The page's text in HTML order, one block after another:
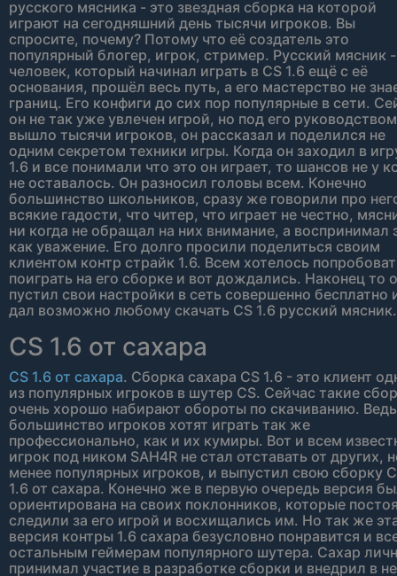
русского мясника - это звездная сборка на которой
играют на сегодняшний день тысячи игроков. Вы
спросите, почему? Потому что её создатель это
популярный блогер, игрок, стример. Русский мясник -
человек, который начинал играть в CS 1.6 ещё с её
основания, прошёл весь путь, а его мастерство не
границ. Его конфиги до сих пор популярные в сети.
он не так уже увлечен игрой, но под его руководством
вышло тысячи игроков, он рассказал и поделился не
одним секретом техники игры. Когда он заходил в
1.6 и все понимали что это он играет, то шансов не у
не оставалось. Он разносил головы всем. Конечно
большинство школьников, сразу же говорили про
всякие гадости, что читер, что играет не честно,
ни когда не обращал на них внимание, а воспринимал
как уважение. Его долго просили поделиться своим
клиентом контр страйк 1.6. Всем хотелось
поиграть на его сборке и вот дождались. Наконец то
пустил свои настройки в сеть совершенно бесплатно
дал возможно любому скачать CS 1.6 русский мясник.
CS 1.6 от сахара
CS 1.6 от сахара. Сборка сахара CS 1.6 - это клиент
из популярных игроков в шутер CS. Сейчас такие
очень хорошо набирают обороты по скачиванию. Ведь
большинство игроков хотят играть так же
профессионально, как и их кумиры. Вот и всем
игрок под ником SAH4R не стал отставать от других,
менее популярных игроков, и выпустил свою сборку
1.6 от сахара. Конечно же в первую очередь версия
ориентирована на своих поклонников, которые
следили за его игрой и восхищались им. Но так же
версия контры 1.6 сахара безусловно понравится и
остальным геймерам популярного шутера. Сахар
принимал участие в разработке сборки и внедрил в